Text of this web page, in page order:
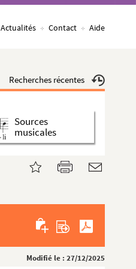
Actualités Contact Aide
Recherches récentes
Sources
musicales
Modifié le : 27/12/2025